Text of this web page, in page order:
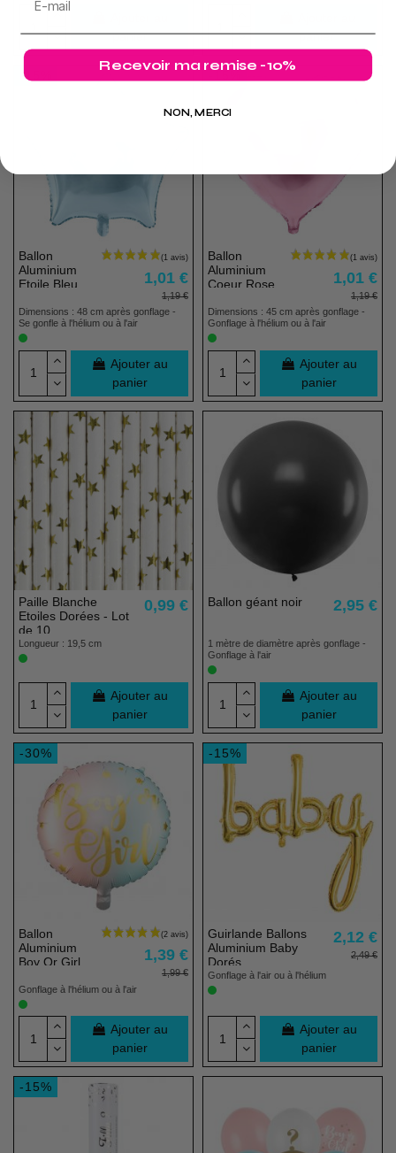
(1 avis)
(1 avis)
panier
panier
-15%
Ballon
Aluminium
Etoile Bleu
1,01 €
1,19 €
Dimensions : 48 cm après gonflage -
Se gonfle à l'hélium ou à l'air
Ajouter au
panier
Ballon
Aluminium
Coeur Rose
1,01 €
1,19 €
Dimensions : 45 cm après gonflage -
Gonflage à l'hélium ou à l'air
Ajouter au
panier
Paille Blanche
Etoiles Dorées - Lot
de 10
0,99 €
Longueur : 19,5 cm
Ajouter au
panier
Ballon géant noir 2,95 €
1 mètre de diamètre après gonflage -
Gonflage à l'air
Ajouter au
panier
-30%
Ballon
Aluminium
Boy Or Girl
1,39 €
1,99 €
Gonflage à l'hélium ou à l'air
Ajouter au
panier
-15%
Guirlande Ballons
Aluminium Baby
Dorés
2,12 €
2,49 €
Gonflage à l'air ou à l'hélium
Ajouter au
panier
-15%
Recevoir ma remise -10%
NON, MERCI